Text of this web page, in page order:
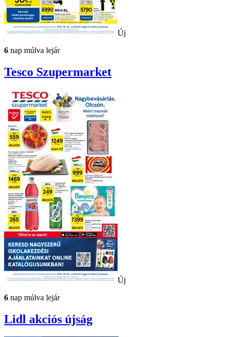
Új
6 nap múlva lejár
Tesco Szupermarket
Új
6 nap múlva lejár
Lidl akciós újság